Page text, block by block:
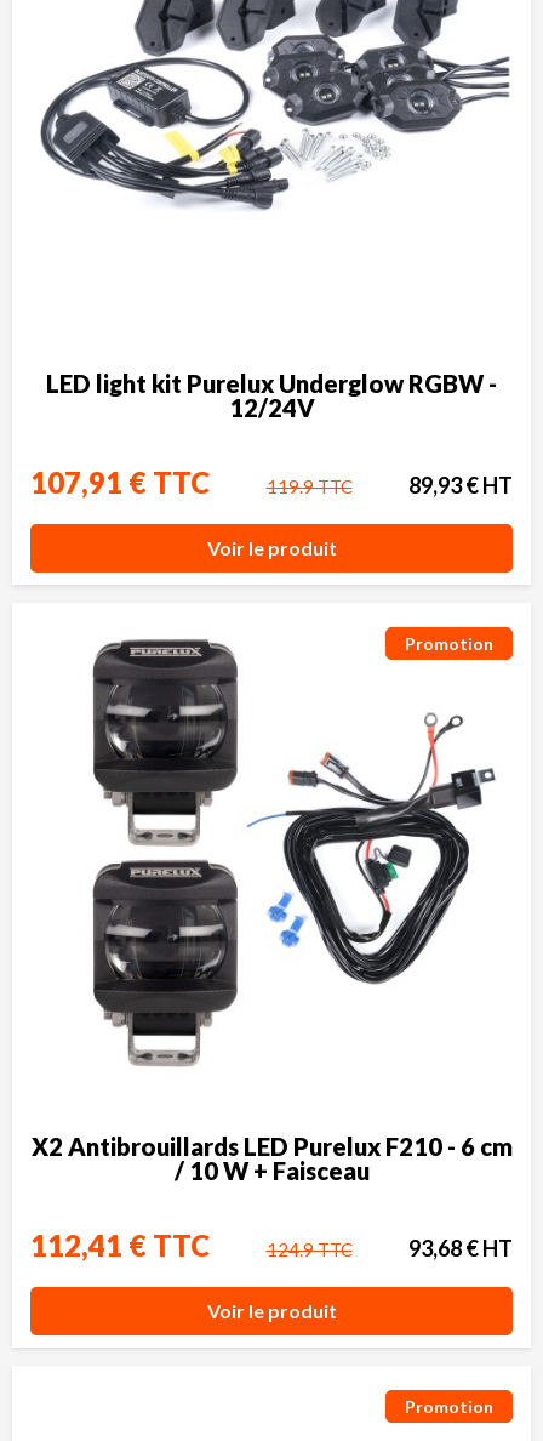
LED light kit Purelux Underglow RGBW -
12/24V
107,91 € TTC 119.9 TTC 89,93 € HT
Voir le produit
Promotion
X2 Antibrouillards LED Purelux F210 - 6 cm
/ 10 W + Faisceau
112,41 € TTC 124.9 TTC 93,68 € HT
Voir le produit
Promotion